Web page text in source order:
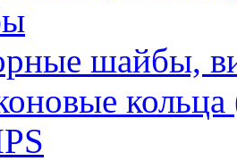
шайбы,